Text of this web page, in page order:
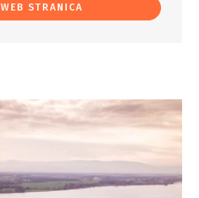
WEB STRANICA